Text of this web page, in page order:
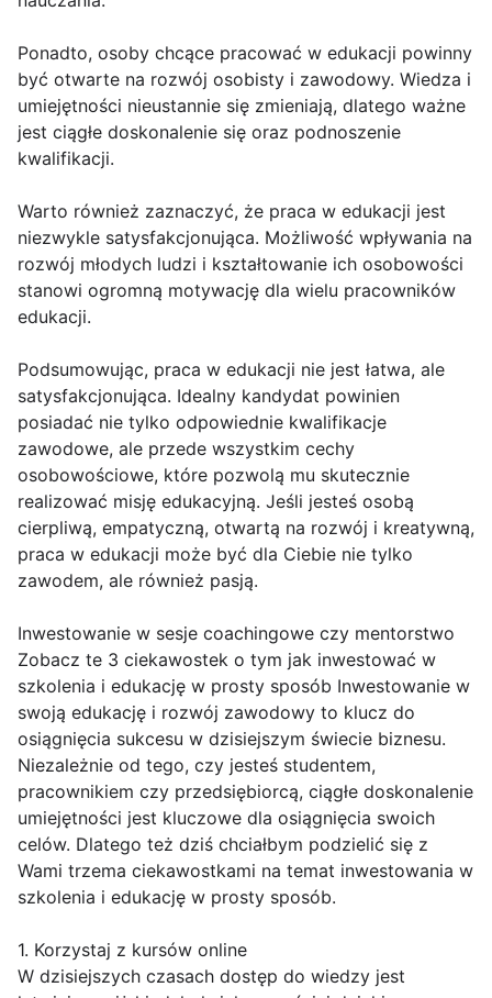
Ponadto, osoby chcące pracować w edukacji powinny
być otwarte na rozwój osobisty i zawodowy. Wiedza i
umiejętności nieustannie się zmieniają, dlatego ważne
jest ciągłe doskonalenie się oraz podnoszenie
kwalifikacji.
Warto również zaznaczyć, że praca w edukacji jest
niezwykle satysfakcjonująca. Możliwość wpływania na
rozwój młodych ludzi i kształtowanie ich osobowości
stanowi ogromną motywację dla wielu pracowników
edukacji.
Podsumowując, praca w edukacji nie jest łatwa, ale
satysfakcjonująca. Idealny kandydat powinien
posiadać nie tylko odpowiednie kwalifikacje
zawodowe, ale przede wszystkim cechy
osobowościowe, które pozwolą mu skutecznie
realizować misję edukacyjną. Jeśli jesteś osobą
cierpliwą, empatyczną, otwartą na rozwój i kreatywną,
praca w edukacji może być dla Ciebie nie tylko
zawodem, ale również pasją.
Inwestowanie w sesje coachingowe czy mentorstwo
Zobacz te 3 ciekawostek o tym jak inwestować w
szkolenia i edukację w prosty sposób Inwestowanie w
swoją edukację i rozwój zawodowy to klucz do
osiągnięcia sukcesu w dzisiejszym świecie biznesu.
Niezależnie od tego, czy jesteś studentem,
pracownikiem czy przedsiębiorcą, ciągłe doskonalenie
umiejętności jest kluczowe dla osiągnięcia swoich
celów. Dlatego też dziś chciałbym podzielić się z
Wami trzema ciekawostkami na temat inwestowania w
szkolenia i edukację w prosty sposób.
1. Korzystaj z kursów online
W dzisiejszych czasach dostęp do wiedzy jest